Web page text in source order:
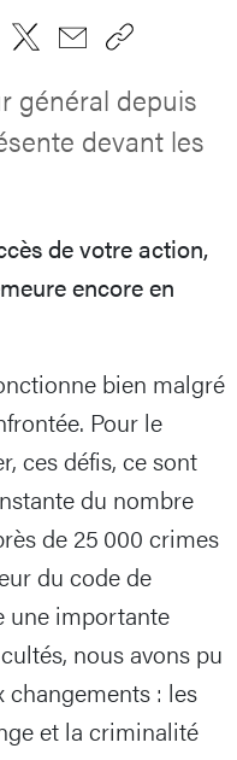
général depuis
devant les
de votre action,
encore en
bien malgré
Pour le
ces défis, ce sont
du nombre
de 25 000 crimes
du code de
une importante
nous avons pu
changements : les
et la criminalité